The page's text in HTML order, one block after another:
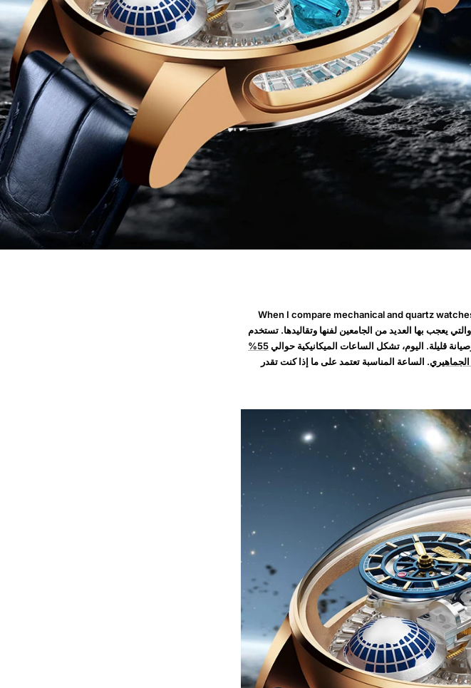
When I compare mechanical and quartz
يعجب بها العديد من الجامعين لفنها وتقاليدها. تستخدم
قليلة. اليوم، تشكل الساعات الميكانيكية حوالي55%
. الساعة المناسبة تعتمد على ما إذا كنت تقدر